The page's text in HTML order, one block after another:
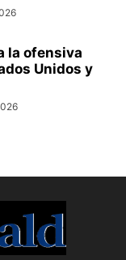
la ofensiva
Unidos y